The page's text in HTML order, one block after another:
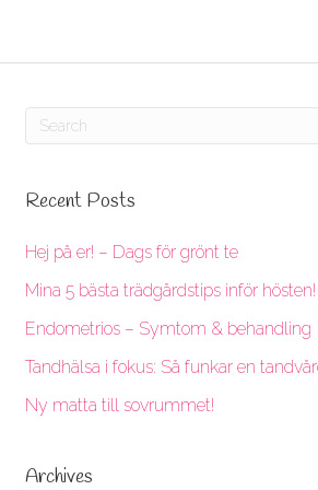
Recent Posts
Hej på er! – Dags för grönt te
Mina 5 bästa trädgårdstips inför hösten!
Endometrios – Symtom & behandling
Tandhälsa i fokus: Så funkar en
Ny matta till sovrummet!
Archives